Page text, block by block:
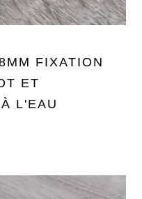
FIXATION
ET
L'EAU